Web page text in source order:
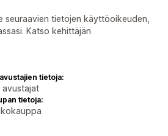
seuraavien tietojen käyttöoikeuden,
Katso kehittäjän
tietoja:
avustajat
tietoja: